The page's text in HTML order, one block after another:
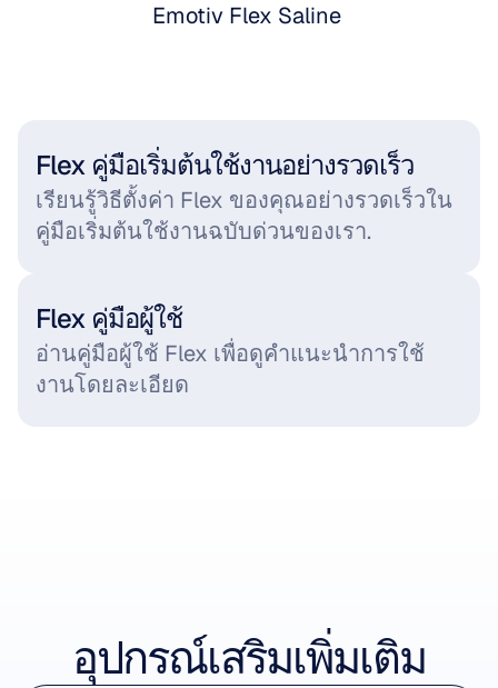
Emotiv Flex Saline
Flex คู่มือเริ่มต้นใช้งานอย่างรวดเร็ว
เรียนรู้วิธีตั้งค่า Flex ของคุณอย่างรวดเร็วใน
คู่มือเริ่มต้นใช้งานฉบับด่วนของเรา.
Flex คู่มือผู้ใช้
อ่านคู่มือผู้ใช้ Flex เพื่อดูคำแนะนำการใช้
งานโดยละเอียด
อุปกรณ์เสริมเพิ่มเติม
ดูอุปกรณ์เสริม